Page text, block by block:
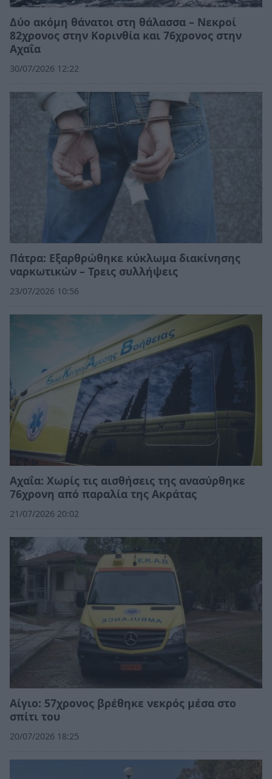
Δύο ακόμη θάνατοι στη θάλασσα – Νεκροί
82χρονος στην Κορινθία και 76χρονος στην
Αχαΐα
30/07/2026 12:22
Πάτρα: Εξαρθρώθηκε κύκλωμα διακίνησης
ναρκωτικών – Τρεις συλλήψεις
23/07/2026 10:56
Αχαΐα: Χωρίς τις αισθήσεις της ανασύρθηκε
76χρονη από παραλία της Ακράτας
21/07/2026 20:02
Αίγιο: 57χρονος βρέθηκε νεκρός μέσα στο
σπίτι του
20/07/2026 18:25